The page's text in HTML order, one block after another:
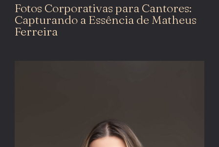
Fotos Corporativas para Cantores:
Capturando a Essência de Matheus
Ferreira